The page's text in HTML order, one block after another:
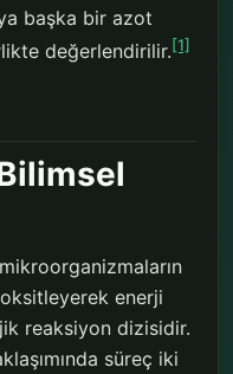
başka bir azot
değerlendirilir.[1]
enerji
reaksiyon dizisidir.
süreç iki